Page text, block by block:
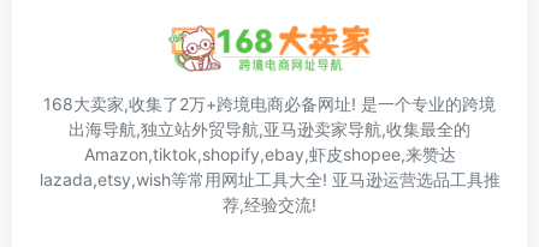
168大卖家,收集了2万+跨境电商必备网址! 是一个专业的跨境
出海导航,独立站外贸导航,亚马逊卖家导航,收集最全的
Amazon,tiktok,shopify,ebay,虾皮shopee,来赞达
lazada,etsy,wish等常用网址工具大全! 亚马逊运营选品工具推
荐,经验交流!